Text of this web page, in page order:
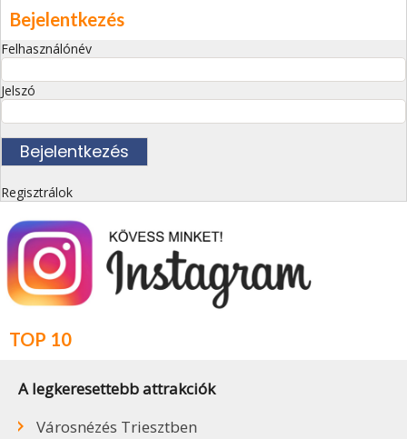
Bejelentkezés
Felhasználónév
Jelszó
Regisztrálok
TOP 10
A legkeresettebb attrakciók
Városnézés Triesztben